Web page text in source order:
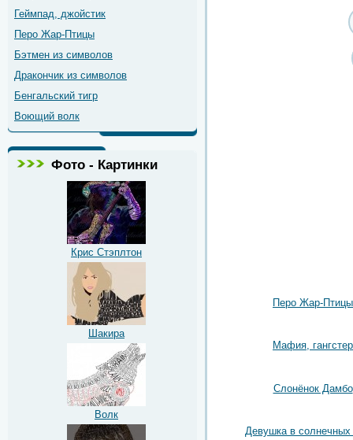
Геймпад, джойстик
Перо Жар-Птицы
Бэтмен из символов
Дракончик из символов
Бенгальский тигр
Воющий волк
Фото - Картинки
Крис Стэплтон
Шакира
Волк
Перо Жар-Птицы
Мафия, гангстер
Слонёнок Дамбо
Девушка в солнечных